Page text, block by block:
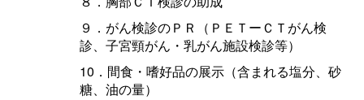
９．がん検診のＰＲ（ＰＥＴーＣＴがん検
診、子宮頸がん・乳がん施設検診等）
10．間食・嗜好品の展示（含まれる塩分、砂
糖、油の量）